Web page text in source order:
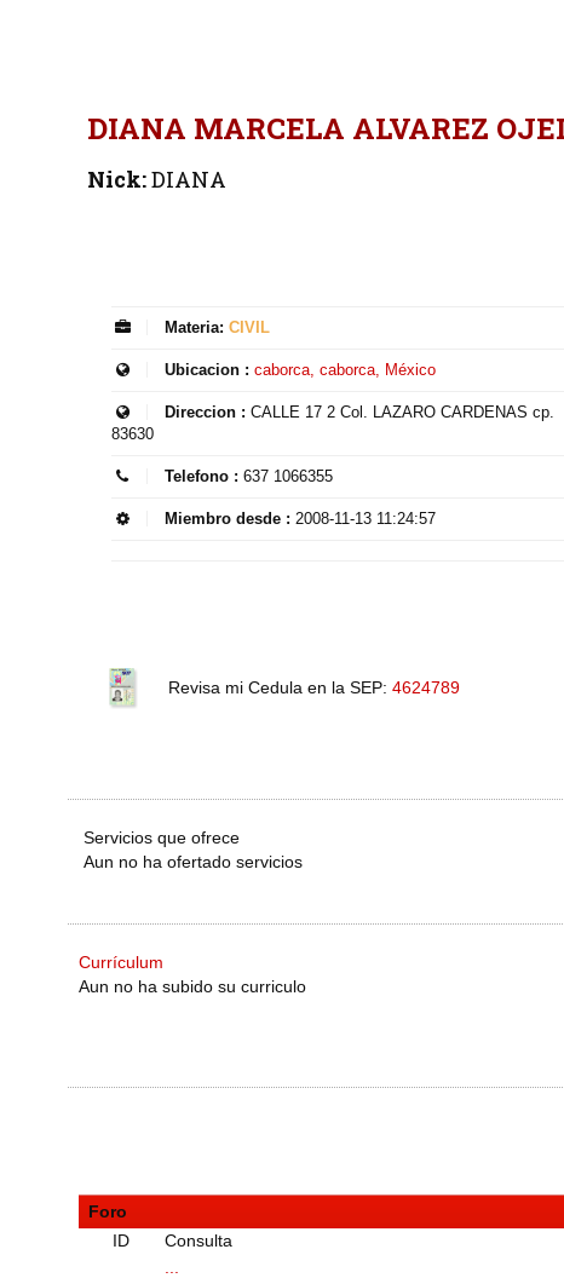
DIANA MARCELA ALVAREZ
Nick:DIANA
Materia: CIVIL
Ubicacion : caborca, caborca, México
Direccion : CALLE 17 2 Col. LAZARO CARDENAS cp.
83630
Telefono : 637 1066355
Miembro desde : 2008-11-13 11:24:57
Revisa mi Cedula en la SEP: 4624789
Servicios que ofrece
Aun no ha ofertado servicios
Currículum
Aun no ha subido su curriculo
Foro
ID
Consulta